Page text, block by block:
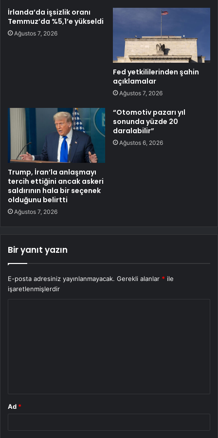
İrlanda’da işsizlik oranı
Temmuz’da %5,1’e yükseldi
Ağustos 7, 2026
Fed yetkililerinden şahin
açıklamalar
Ağustos 7, 2026
Trump, İran’la anlaşmayı
tercih ettiğini ancak askeri
saldırının hala bir seçenek
olduğunu belirtti
Ağustos 7, 2026
“Otomotiv pazarı yıl
sonunda yüzde 20
daralabilir”
Ağustos 6, 2026
Bir yanıt yazın
E-posta adresiniz yayınlanmayacak. Gerekli alanlar * ile
işaretlenmişlerdir
Ad *